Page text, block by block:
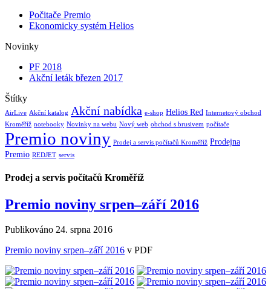
Počitače Premio
Ekonomicky systém Helios
Novinky
PF 2018
Akční leták březen 2017
Štítky
AirLive Akční katalog Akční nabídka e-shop Helios Red Internetový obchod
Kroměříž notebooky Novinky na webu Nový web obchod s brusivem počítače
Premio noviny Prodej a servis počítačů Kroměříž Prodejna
Premio REDJET servis
Prodej a servis počítačů Kroměříž
Premio noviny srpen–září 2016
Publikováno 24. srpna 2016
Premio noviny srpen–září 2016 v PDF